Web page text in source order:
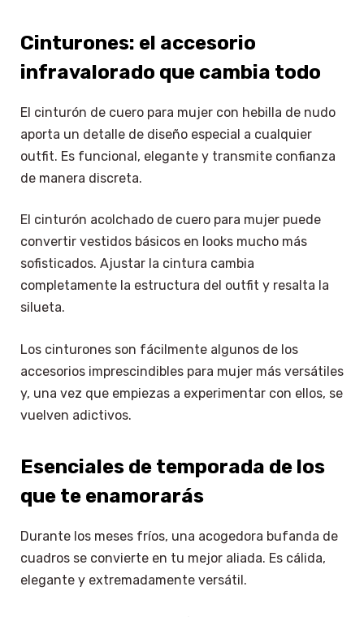
Cinturones: el accesorio
infravalorado que cambia todo
El cinturón de cuero para mujer con hebilla de nudo
aporta un detalle de diseño especial a cualquier
outfit. Es funcional, elegante y transmite confianza
de manera discreta.
El cinturón acolchado de cuero para mujer puede
convertir vestidos básicos en looks mucho más
sofisticados. Ajustar la cintura cambia
completamente la estructura del outfit y resalta la
silueta.
Los cinturones son fácilmente algunos de los
accesorios imprescindibles para mujer más versátiles
y, una vez que empiezas a experimentar con ellos, se
vuelven adictivos.
Esenciales de temporada de los
que te enamorarás
Durante los meses fríos, una acogedora bufanda de
cuadros se convierte en tu mejor aliada. Es cálida,
elegante y extremadamente versátil.